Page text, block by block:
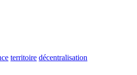
territoire décentralisation